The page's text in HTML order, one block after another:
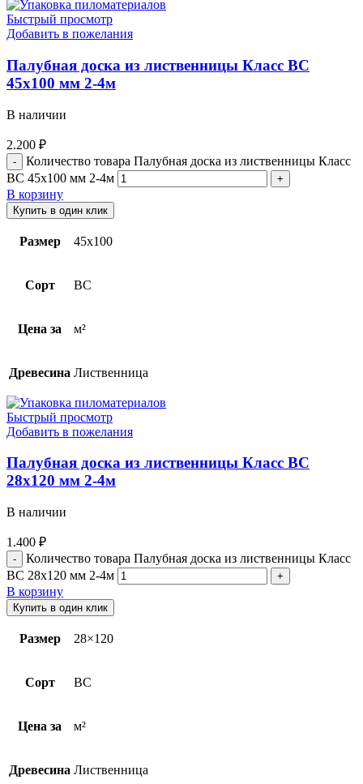
Быстрый просмотр
Добавить в пожелания
Палубная доска из лиственницы Класс BC
45х100 мм 2-4м
В наличии
2.200 ₽
Количество товара Палубная доска из лиственницы Класс
BC 45х100 мм 2-4м
В корзину
Купить в один клик
Размер 45х100
Сорт BC
Цена за м²
Древесина Лиственница
Быстрый просмотр
Добавить в пожелания
Палубная доска из лиственницы Класс ВС
28х120 мм 2-4м
В наличии
1.400 ₽
Количество товара Палубная доска из лиственницы Класс
ВС 28х120 мм 2-4м
В корзину
Купить в один клик
Размер 28×120
Сорт BC
Цена за м²
Древесина Лиственница